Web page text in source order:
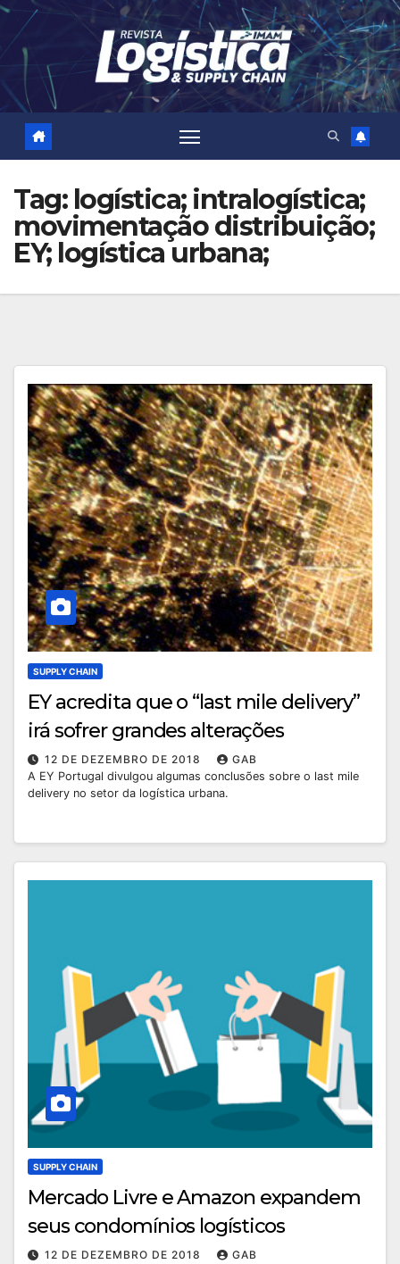
Skip
content
Tag: logística; intralogística;
movimentação distribuição;
EY; logística urbana;
SUPPLY CHAIN
EY acredita que o “last mile delivery”
irá sofrer grandes alterações
12 DE DEZEMBRO DE 2018
GAB
A EY Portugal divulgou algumas conclusões sobre o last mile
delivery no setor da logística urbana.
SUPPLY CHAIN
Mercado Livre e Amazon expandem
seus condomínios logísticos
12 DE DEZEMBRO DE 2018
GAB